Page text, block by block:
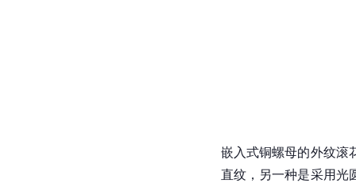
嵌入式铜螺母的外纹滚
直纹，另一种是采用光